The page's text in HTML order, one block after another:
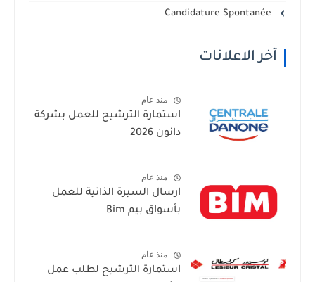
آخر الاعلانات
منذ عام
استمارة الترشيح للعمل بشركة
دانون 2026
منذ عام
ارسال السيرة الذاتية للعمل
بأسواق بيم Bim
منذ عام
استمارة الترشيح لطلب عمل